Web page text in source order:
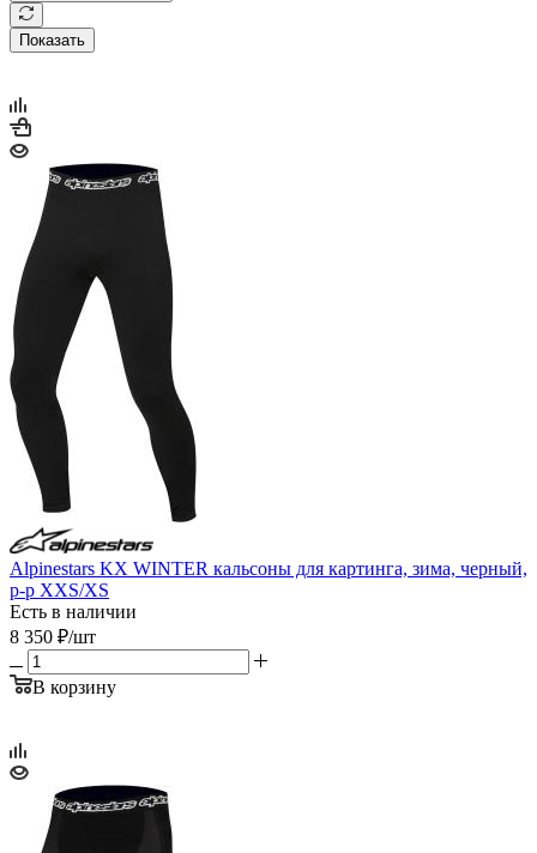
Показать
Alpinestars KX WINTER кальсоны для картинга, зима, черный,
р-р XXS/XS
Есть в наличии
8 350 ₽/шт
В корзину